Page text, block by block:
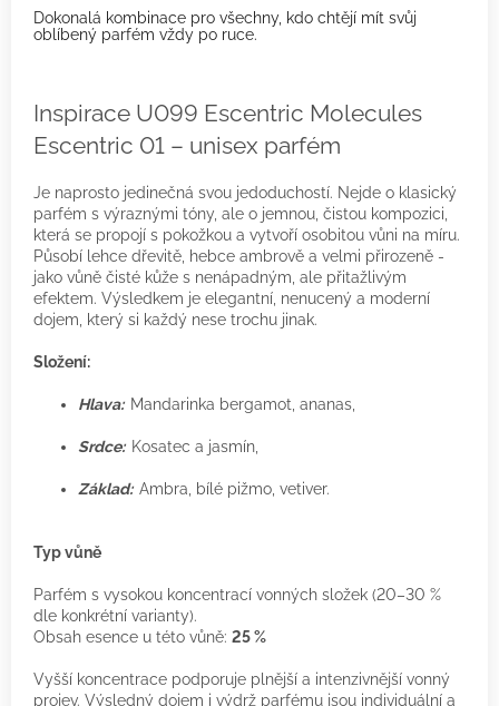
Dokonalá kombinace pro všechny, kdo chtějí mít svůj
oblíbený parfém vždy po ruce.
Inspirace U099 Escentric Molecules
Escentric 01 – unisex parfém
Je naprosto jedinečná svou jedoduchostí. Nejde o klasický
parfém s výraznými tóny, ale o jemnou, čistou kompozici,
která se propojí s pokožkou a vytvoří osobitou vůni na míru.
Působí lehce dřevitě, hebce ambrově a velmi přirozeně -
jako vůně čisté kůže s nenápadným, ale přitažlivým
efektem. Výsledkem je elegantní, nenucený a moderní
dojem, který si každý nese trochu jinak.
Složení:
Hlava: Mandarinka bergamot, ananas,
Srdce: Kosatec a jasmín,
Základ: Ambra, bílé pižmo, vetiver.
Typ vůně
Parfém s vysokou koncentrací vonných složek (20–30 %
dle konkrétní varianty).
Obsah esence u této vůně: 25 %
Vyšší koncentrace podporuje plnější a intenzivnější vonný
projev. Výsledný dojem i výdrž parfému jsou individuální a